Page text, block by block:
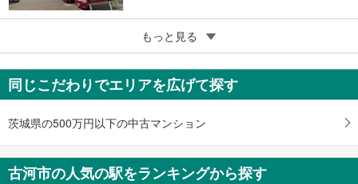
成約でもらえる
ファミリエール古河
1,390万円
3LDK
もっと見る
同じこだわりでエリアを広げて探す
茨城県の500万円以下の中古マンション
古河市の人気の駅をランキングから探す